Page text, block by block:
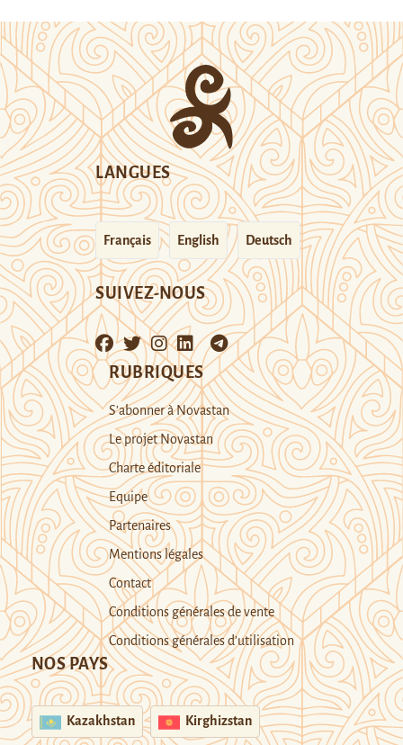
LANGUES
Français English Deutsch
SUIVEZ-NOUS
RUBRIQUES
S’abonner à Novastan
Le projet Novastan
Charte éditoriale
Equipe
Partenaires
Mentions légales
Contact
Conditions générales de vente
Conditions générales d’utilisation
NOS PAYS
Kazakhstan Kirghizstan